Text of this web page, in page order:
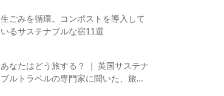
生ごみを循環。コンポストを導入して
いるサステナブルな宿11選
あなたはどう旅する？ ｜ 英国サステナ
ブルトラベルの専門家に聞いた、旅の